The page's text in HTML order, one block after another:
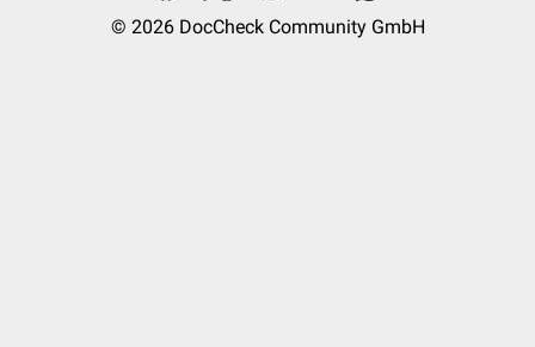
© 2026 DocCheck Community GmbH